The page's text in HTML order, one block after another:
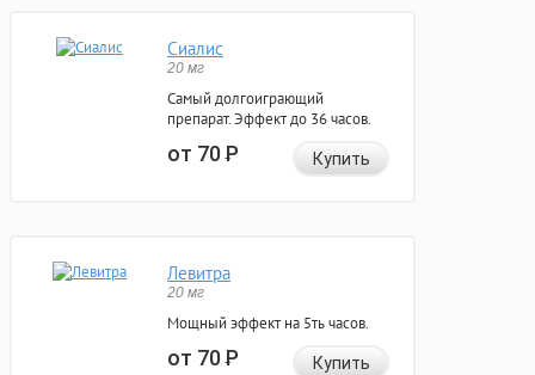
Сиалис
20 мг
Самый долгоиграющий
препарат. Эффект до 36 часов.
от 70Р Купить
Левитра
20 мг
Мощный эффект на 5ть часов.
от 70Р Купить